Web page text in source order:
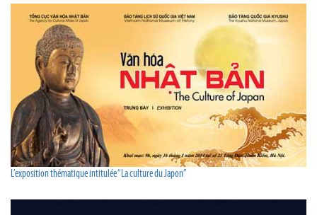
L’exposition thématique intitulée “La culture du Japon”